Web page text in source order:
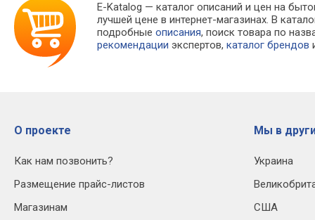
E-Katalog — каталог описаний и цен на
лучшей цене в интернет-магазинах. В
подробныеописания, поиск товара по
рекомендации экспертов,каталог брендов
О проекте
Как нам позвонить?
Размещение прайс-листов
Магазинам
Мы в
Украина
США